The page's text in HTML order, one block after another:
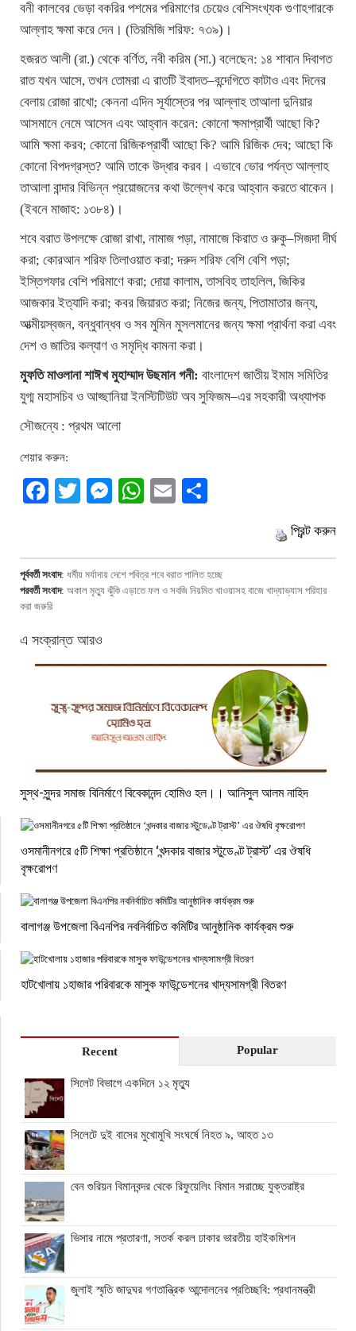
বনী কালবের ভেড়া বকরির পশমের পরিমাণের চেয়েও বেশিসংখ্যক গুণাহগারকে
আল্লাহ ক্ষমা করে দেন। (তিরমিজি শরিফ: ৭৩৯)।
হজরত আলী (রা.) থেকে বর্ণিত, নবী করিম (সা.) বলেছেন: ১৪ শাবান দিবাগত
রাত যখন আসে, তখন তোমরা এ রাতটি ইবাদত–বন্দেগিতে কাটাও এবং দিনের
বেলায় রোজা রাখো; কেননা এদিন সূর্যাস্তের পর আল্লাহ তাআলা দুনিয়ার
আসমানে নেমে আসেন এবং আহ্বান করেন: কোনো ক্ষমাপ্রার্থী আছো কি?
আমি ক্ষমা করব; কোনো রিজিকপ্রার্থী আছো কি? আমি রিজিক দেব; আছো কি
কোনো বিপদগ্রস্ত? আমি তাকে উদ্ধার করব। এভাবে ভোর পর্যন্ত আল্লাহ
তাআলা বান্দার বিভিন্ন প্রয়োজনের কথা উল্লেখ করে আহ্বান করতে থাকেন।
(ইবনে মাজাহ: ১৩৮৪)।
শবে বরাত উপলক্ষে রোজা রাখা, নামাজ পড়া, নামাজে কিরাত ও রুকু–সিজদা দীর্ঘ
করা; কোরআন শরিফ তিলাওয়াত করা; দরুদ শরিফ বেশি বেশি পড়া;
ইস্তিগফার বেশি পরিমাণে করা; দোয়া কালাম, তাসবিহ তাহলিল, জিকির
আজকার ইত্যাদি করা; কবর জিয়ারত করা; নিজের জন্য, পিতামাতার জন্য,
আত্মীয়স্বজন, বন্ধুবান্ধব ও সব মুমিন মুসলমানের জন্য ক্ষমা প্রার্থনা করা এবং
দেশ ও জাতির কল্যাণ ও সমৃদ্ধি কামনা করা।
মুফতি মাওলানা শাঈখ মুহাম্মাদ উছমান গনী: বাংলাদেশ জাতীয় ইমাম সমিতির
যুগ্ম মহাসচিব ও আহ্ছানিয়া ইনস্টিটিউট অব সুফিজম–এর সহকারী অধ্যাপক
সৌজন্যে : প্রথম আলো
শেয়ার করুন:
Facebook
TwitterMessenger
WhatsApp
Email
প্রিন্ট করুন
পূর্ববর্তী সংবাদ: ধর্মীয় মর্যাদায় দেশে পবিত্র শবে বরাত পালিত হচ্ছে
পরবর্তী সংবাদ: অকাল মৃত্যু ঝুঁকি এড়াতে ফল ও সবজি নিয়মিত খাওয়াসহ বাজে খাদ্যাভ্যাস পরিহার
করা জরুরি
এ সংক্রান্ত আরও
সুস্থ-সুন্দর সমাজ বিনির্মাণে বিবেকানন্দ হোমিও হল।। আনিসুল আলম নাহিদ
ওসমানীনগরে ৫টি শিক্ষা প্রতিষ্ঠানে ‘খন্দকার বাজার স্টুডেণ্ট ট্রাস্ট’ এর ঔষধি
বৃক্ষরোপণ
বালাগঞ্জ উপজেলা বিএনপির নবনির্বাচিত কমিটির আনুষ্ঠানিক কার্যক্রম শুরু
হাটখোলায় ১হাজার পরিবারকে মাসুক ফাউন্ডেশনের খাদ্যসামগ্রী বিতরণ
Recent Popular
সিলেট বিভাগে একদিনে ১২ মৃত্যু
সিলেটে দুই বাসের মুখোমুখি সংঘর্ষে নিহত ৯, আহত ১৩
বেন গুরিয়ন বিমানবন্দর থেকে রিফুয়েলিং বিমান সরাচ্ছে যুক্তরাষ্ট্র
ভিসার নামে প্রতারণা, সতর্ক করল ঢাকার ভারতীয় হাইকমিশন
জুলাই স্মৃতি জাদুঘর গণতান্ত্রিক আন্দোলনের প্রতিচ্ছবি: প্রধানমন্ত্রী